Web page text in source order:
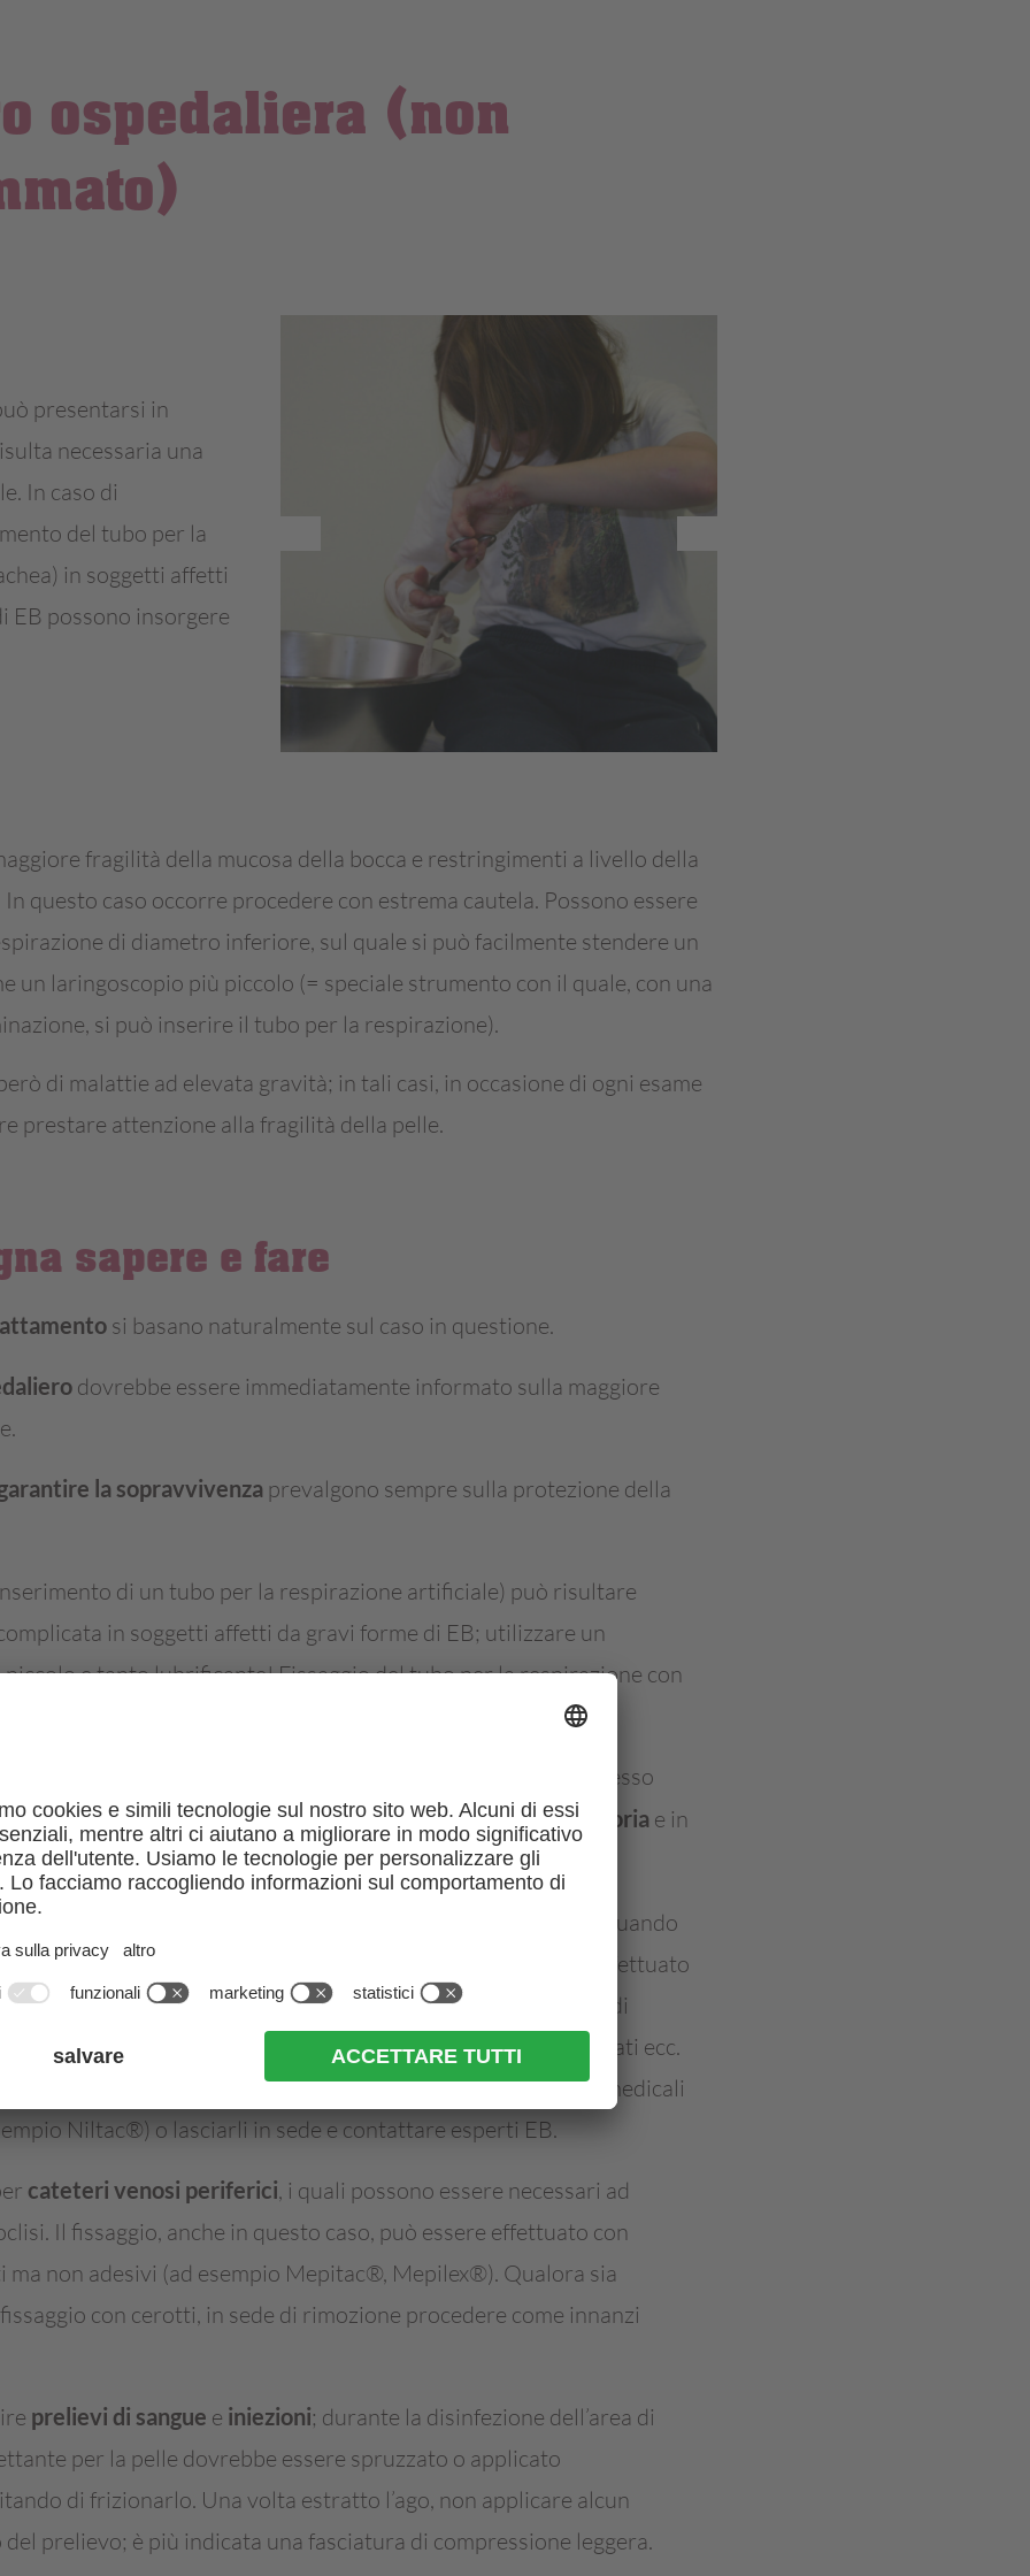
ospedaliera (non
presentarsi in
necessaria una
In caso di
del tubo per la
in soggetti affetti
EB possono insorgere
fragilità della mucosa della bocca e restringimenti a livello della
questo caso occorre procedere con estrema cautela. Possono essere
di diametro inferiore, sul quale si può facilmente stendere un
un laringoscopio più piccolo (= speciale strumento con il quale, con una
si può inserire il tubo per la respirazione).
di malattie ad elevata gravità; in tali casi, in occasione di ogni esame
prestare attenzione alla fragilità della pelle.
sapere e fare
si basano naturalmente sul caso in questione.
dovrebbe essere immediatamente informato sulla maggiore
la sopravvivenza prevalgono sempre sulla protezione della
di un tubo per la respirazione artificiale) può risultare
in soggetti affetti da gravi forme di EB; utilizzare un
e tanto lubrificante! Fissaggio del tubo per la respirazione con
evitare forze di taglio e forze di attrito! Lo stesso
stendere il paziente in un ambulatorio, in unasala operatoria e in
quali raggi, TC, ecc.
e altri materiali adesivi (ad esempio elettrodi adesivi)!
Quando
la pelle fragile vi rimane attaccata. Il fissaggio può essere effettuato
ma non adesivi (ad esempio Mepitac®, Mepilex®). In casi di
devono fare eccezioni. Rimuovere in ogni caso i cerotti usati ecc.
con l’ausilio di una soluzione per la rimozione degli adesivi medicali
Niltac®) o lasciarli in sede e contattare esperti EB.
cateteri venosi periferici, i quali possono essere necessari ad
Il fissaggio, anche in questo caso, può essere effettuato con
non adesivi (ad esempio Mepitac®, Mepilex®). Qualora sia
con cerotti, in sede di rimozione procedere come innanzi
prelievi di sangue e iniezioni; durante la disinfezione dell’area di
per la pelle dovrebbe essere spruzzato o applicato
di frizionarlo. Una volta estratto l’ago, non applicare alcun
prelievo; è più indicata una fasciatura di compressione leggera.